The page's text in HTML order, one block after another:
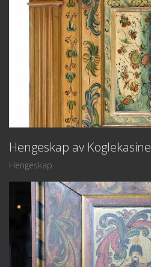
Hengeskap av Koglekasine
Hengeskap